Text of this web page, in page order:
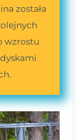
została
wzrostu